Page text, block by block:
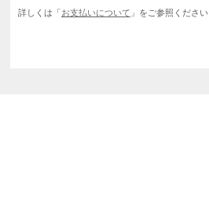
詳しくは「お支払いについて 」をご参照ください